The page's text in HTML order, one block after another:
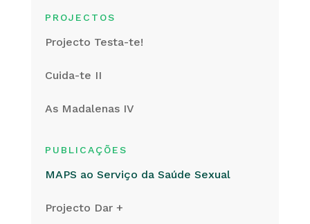
PROJECTOS
Projecto Testa-te!
Cuida-te II
As Madalenas IV
PUBLICAÇÕES
MAPS ao Serviço da Saúde Sexual
Projecto Dar +